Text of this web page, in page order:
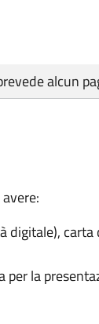
alcun
digitale),
la